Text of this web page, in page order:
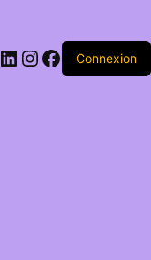
LinkedIn
Instagram
Facebook
Connexion